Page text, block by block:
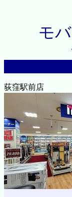
モ
荻窪駅前店